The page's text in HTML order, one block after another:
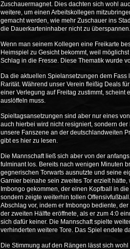
Zuschauermagnet. Dies dachten sich wohl
weitere, um einen Arbeitskollegen
gemacht werden, wie mehr Zuschauer ins
die Dauerkarteninhaber nicht zu überspannen.
Wenn man seinem Kollegen eine Freikarte
Heimspiel zu Gesicht bekommt, weil
Schlag in die Fresse. Diese Thematik wurde
Da die aktuellen Spielansetzungen dem
Rarität. Während unser Verein fleißig Deals
einer Verlegung auf Freitag zustimmt, scheint
auslöffeln muss.
Spieltagsansetzungen sind aber nur eines
auch hierbei wird nicht resigniert, sondern
unsere Fanszene an der deutschlandweiten
gibt es hier zu lesen.
Die Mannschaft ließ sich aber von der
fulminant los. Bereits nach wenigen Minuten
gegnerischen Torwarts ausnutzte und seine
Garnier beinahe sein zweites Tor erzielt
Imbongo gekommen, der einen Kopfball in
sondern zeigte weiterhin tollen
Abschlag vor, indem er Imbongo bediente,
der zweiten Hälfte eröffnete, als er zum 4:0
sich dafür keiner. Die Mannschaft spielte
verhinderten weitere Tore. Das Spiel endete
Die Stimmung auf den Rängen lässt sich